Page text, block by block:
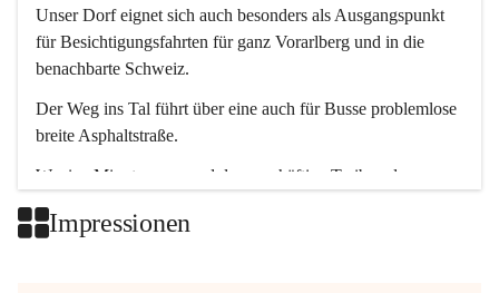
Unser Dorf eignet sich auch besonders als Ausgangspunkt
für Besichtigungsfahrten für ganz Vorarlberg und in die
benachbarte Schweiz.
Der Weg ins Tal führt über eine auch für Busse problemlose
breite Asphaltstraße.
Wenige Minuten nur, und das geschäftige Treiben der
Impressionen